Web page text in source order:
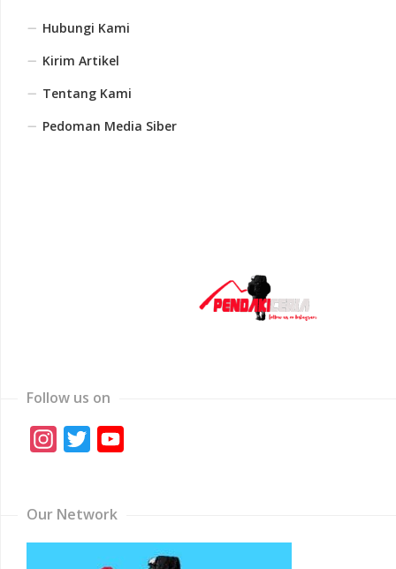
Hubungi Kami
Kirim Artikel
Tentang Kami
Pedoman Media Siber
Follow us on
Instagram
Twitter
Our Network